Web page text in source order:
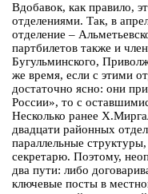
Вдобавок, как правило,
отделениями. Так, в
отделение –
партбилетов также и
Бугульминского,
же время, если с этими
достаточно ясно: они
России», то с
Несколько ранее
двадцати районных
параллельные
секретарю. Поэтому,
два пути: либо
ключевые посты в